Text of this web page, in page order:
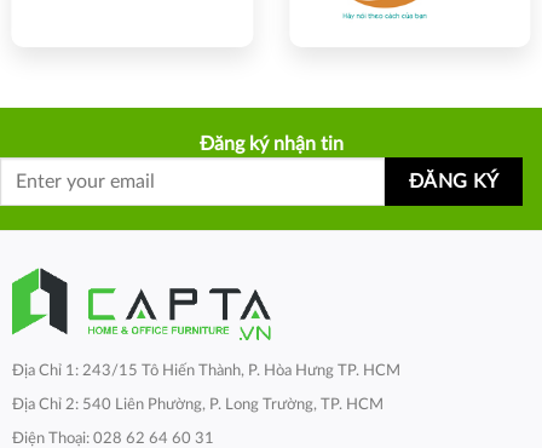
Đăng ký nhận tin
Địa Chỉ 1: 243/15 Tô Hiến Thành, P. Hòa Hưng TP. HCM
Địa Chỉ 2: 540 Liên Phường, P. Long Trường, TP. HCM
Điện Thoại: 028 62 64 60 31